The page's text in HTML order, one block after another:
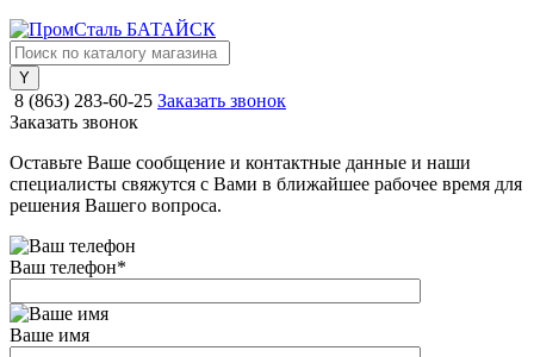
8 (863) 283-60-25 Заказать звонок
Заказать звонок
Оставьте Ваше сообщение и контактные данные и наши
специалисты свяжутся с Вами в ближайшее рабочее время для
решения Вашего вопроса.
Ваш телефон*
Ваше имя